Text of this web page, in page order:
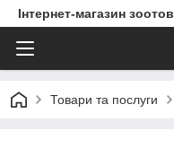
Інтернет-магазин
Товари та послуги